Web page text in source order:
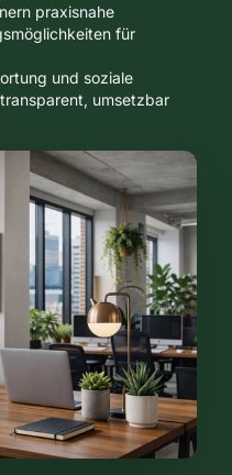
praxisnahe
für
und soziale
umsetzbar